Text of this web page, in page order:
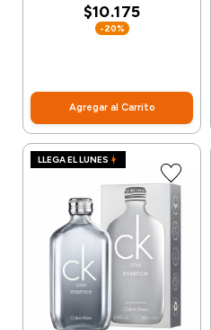
$10.175
-20%
Agregar al Carrito
LLEGA EL LUNES